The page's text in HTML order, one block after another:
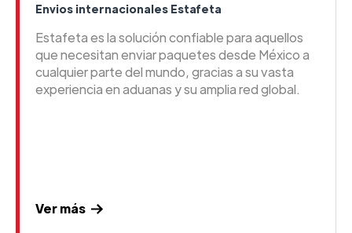
Envios internacionales Estafeta
Estafeta es la solución confiable para aquellos
que necesitan enviar paquetes desde México a
cualquier parte del mundo, gracias a su vasta
experiencia en aduanas y su amplia red global.
Ver más